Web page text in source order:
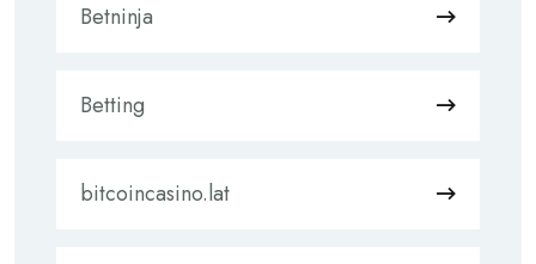
Betninja
Betting
bitcoincasino.lat